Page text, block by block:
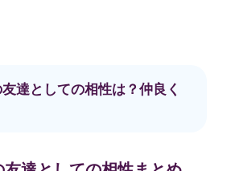
達としての相性は？仲良く